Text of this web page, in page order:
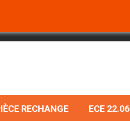
RECHANGE ECE 22.06